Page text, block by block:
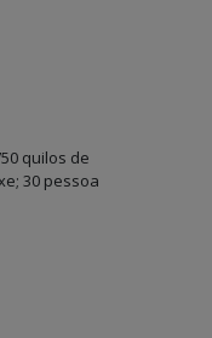
quilos de
30 pessoa